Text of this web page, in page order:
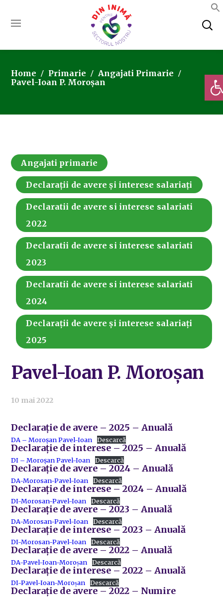
Home Primarie
Angajati Primarie
Pavel-Ioan P. Moroșan
Angajati primarie
Declarații de avere și interese salariați
Declaratii de avere si interese salariati
2022
Declaratii de avere si interese salariati
2023
Declaratii de avere si interese salariati
2024
Declarații de avere și interese salariați
2025
Pavel-Ioan P. Moroșan
10 mai 2022
Declarație de avere – 2025 – Anuală
DA – Moroșan Pavel-Ioan Descarcă
Declarație de interese – 2025 – Anuală
DI – Moroșan Pavel-Ioan Descarcă
Declarație de avere – 2024 – Anuală
DA-Morosan-Pavel-Ioan Descarcă
Declarație de interese – 2024 – Anuală
DI-Morosan-Pavel-Ioan Descarcă
Declarație de avere – 2023 – Anuală
DA-Morosan-Pavel-Ioan Descarcă
Declarație de interese – 2023 – Anuală
DI-Morosan-Pavel-Ioan Descarcă
Declarație de avere – 2022 – Anuală
DA-Pavel-Ioan-Moroșan Descarcă
Declarație de interese – 2022 – Anuală
DI-Pavel-Ioan-Moroșan Descarcă
Declarație de avere – 2022 – Numire